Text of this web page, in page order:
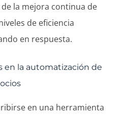
la mejora continua de
de eficiencia
en respuesta.
en la automatización de
en una herramienta